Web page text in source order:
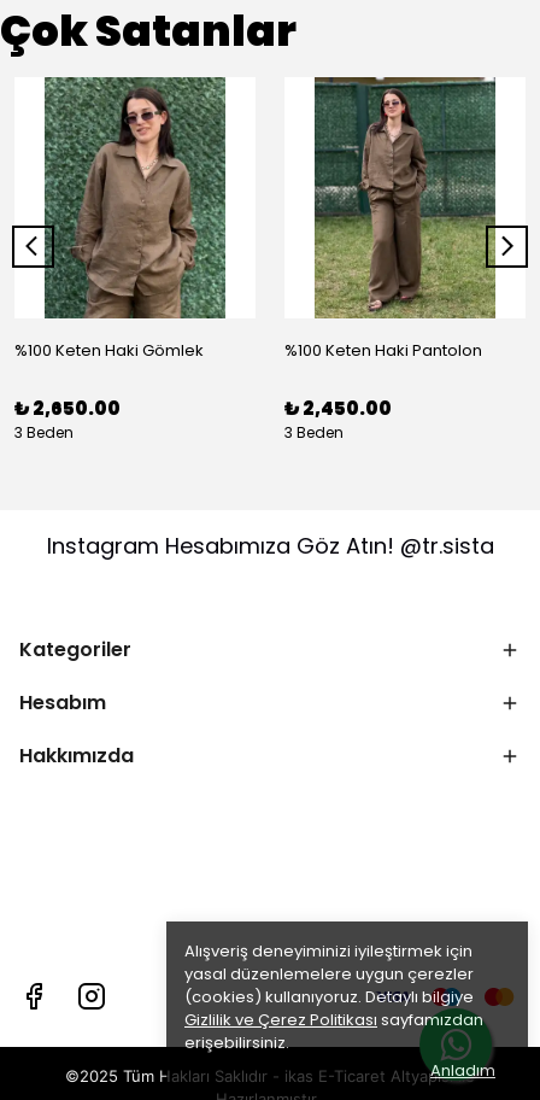
Alışveriş deneyiminizi iyileştirmek için
yasal düzenlemelere uygun çerezler
(cookies) kullanıyoruz. Detaylı bilgiye
Gizlilik ve Çerez Politikası sayfamızdan
erişebilirsiniz.
Anladım
Çok Satanlar
%100 Keten Haki Gömlek
₺ 2,650.00
3 Beden
%100 Keten Haki Pantolon
₺ 2,450.00
3 Beden
Instagram Hesabımıza Göz Atın! @tr.sista
Kategoriler
Hesabım
Hakkımızda
©2025 Tüm Hakları Saklıdır - ikas E-Ticaret Altyapısı ile